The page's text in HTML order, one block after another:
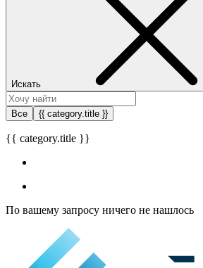
Искать
Все {{ category.title }}
{{ category.title }}
По вашему запросу ничего не нашлось